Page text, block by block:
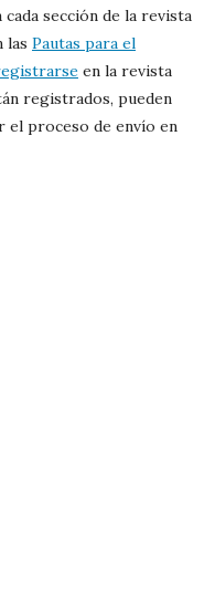
sección de la revista
las Pautas para el
en la revista
registrados, pueden
el proceso de envío en